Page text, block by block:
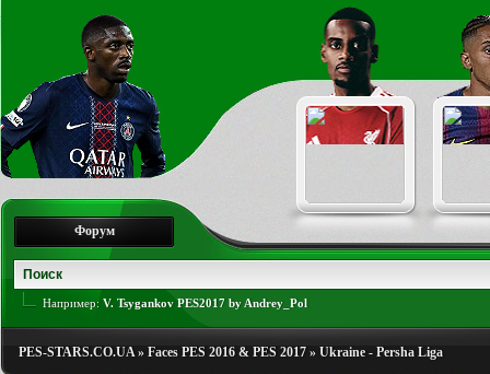
Форум
Например: V. Tsygankov PES2017 by Andrey_Pol
PES-STARS.CO.UA» Faces PES 2016 & PES 2017 » Ukraine - Persha Liga